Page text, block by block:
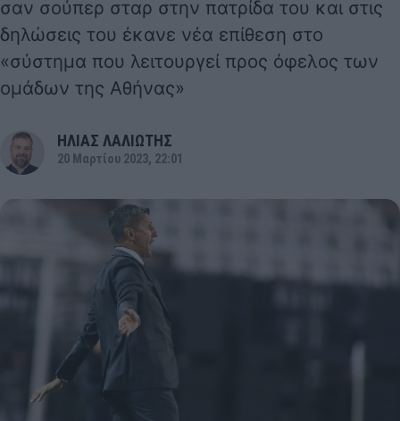
σαν σούπερ σταρ στην πατρίδα του και στις
δηλώσεις του έκανε νέα επίθεση στο
«σύστημα που λειτουργεί προς όφελος των
ομάδων της Αθήνας»
ΗΛΙΑΣ ΛΑΛΙΩΤΗΣ
20 Μαρτίου 2023, 22:01